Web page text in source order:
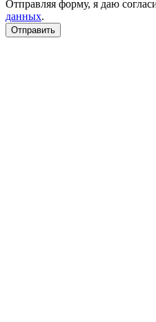
Отправляя форму, я даю
данных.
Отправить